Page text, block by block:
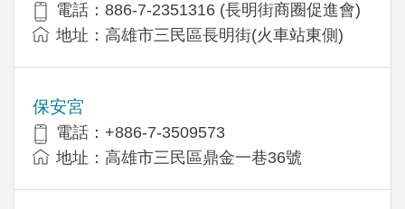
電話：886-7-2351316 (長明街商圈促進會)
地址：高雄市三民區長明街(火車站東側)
保安宮
電話：+886-7-3509573
地址：高雄市三民區鼎金一巷36號